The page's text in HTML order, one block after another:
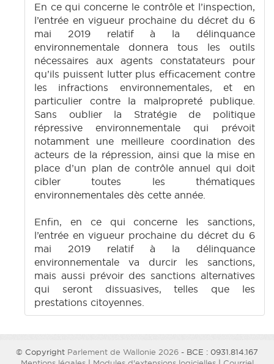
En ce qui concerne le contrôle et l’inspection,
l’entrée en vigueur prochaine du décret du 6
mai 2019 relatif à la délinquance
environnementale donnera tous les outils
nécessaires aux agents constatateurs pour
qu’ils puissent lutter plus efficacement contre
les infractions environnementales, et en
particulier contre la malpropreté publique.
Sans oublier la Stratégie de politique
répressive environnementale qui prévoit
notamment une meilleure coordination des
acteurs de la répression, ainsi que la mise en
place d’un plan de contrôle annuel qui doit
cibler toutes les thématiques
environnementales dès cette année.
Enfin, en ce qui concerne les sanctions,
l’entrée en vigueur prochaine du décret du 6
mai 2019 relatif à la délinquance
environnementale va durcir les sanctions,
mais aussi prévoir des sanctions alternatives
qui seront dissuasives, telles que les
prestations citoyennes.
© Copyright Parlement de Wallonie 2026 - BCE : 0931.814.167